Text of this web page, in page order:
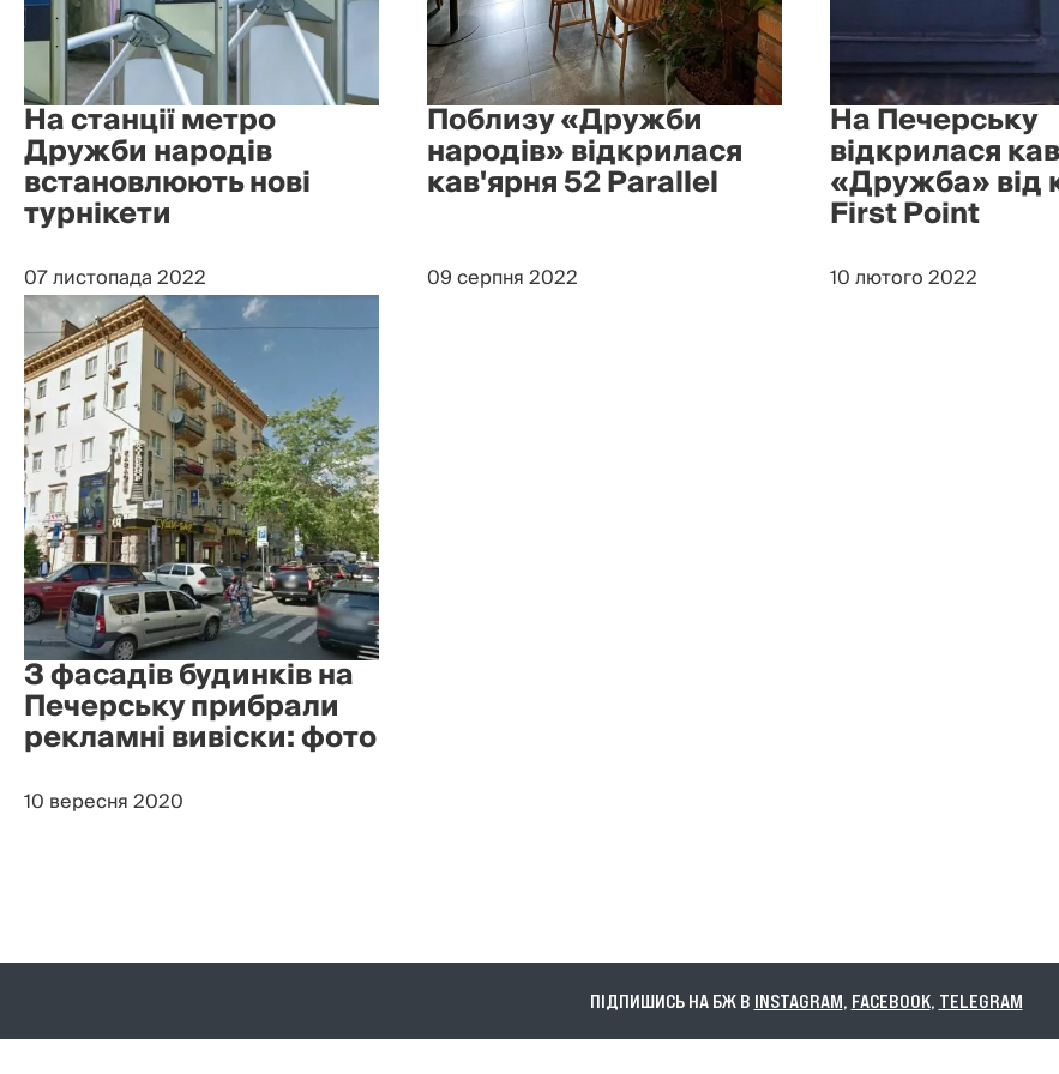
На станції метро
Дружби народів
встановлюють нові
турнікети
07 листопада 2022
Поблизу «Дружби
народів» відкрилася
кав'ярня 52 Parallel
09 серпня 2022
На Печерську
відкрилася
«Дружба» від
First Point
10 лютого 2022
З фасадів будинків на
Печерську прибрали
рекламні вивіски: фото
10 вересня 2020
ПІДПИШИСЬ НА БЖ В INSTAGRAM, FACEBOOK, TELEGRAM